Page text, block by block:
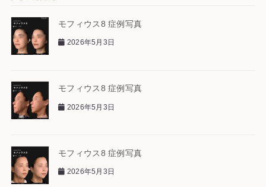
モフィウス8 症例写真
2026年5月3日
モフィウス8 症例写真
2026年5月3日
モフィウス8 症例写真
2026年5月3日